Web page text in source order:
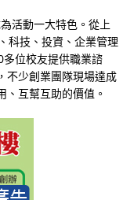
活動一大特色。從上
科技、投資、企業管理
位校友提供職業諮
不少創業團隊現場達成
互幫互助的價值。